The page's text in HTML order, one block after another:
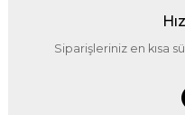
Siparişleriniz en kısa